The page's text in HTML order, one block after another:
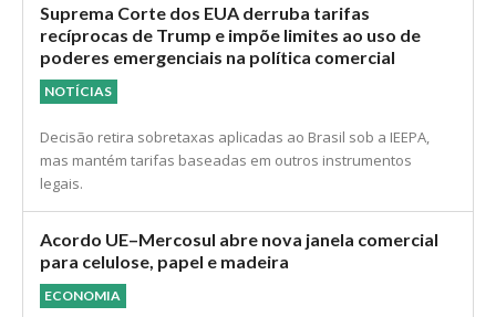
Suprema Corte dos EUA derruba tarifas
recíprocas de Trump e impõe limites ao uso de
poderes emergenciais na política comercial
NOTÍCIAS
Decisão retira sobretaxas aplicadas ao Brasil sob a IEEPA,
mas mantém tarifas baseadas em outros instrumentos
legais.
Acordo UE–Mercosul abre nova janela comercial
para celulose, papel e madeira
ECONOMIA